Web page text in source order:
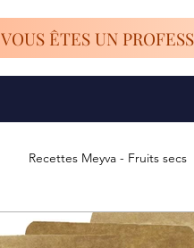
VOUS ÊTES UN
Recettes Meyva - Fruits secs